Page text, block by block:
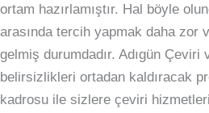
ortam hazırlamıştır. Hal böyle
arasında tercih yapmak daha zor
gelmiş durumdadır. Adıgün Çeviri
belirsizlikleri ortadan kaldıracak
kadrosu ile sizlere çeviri